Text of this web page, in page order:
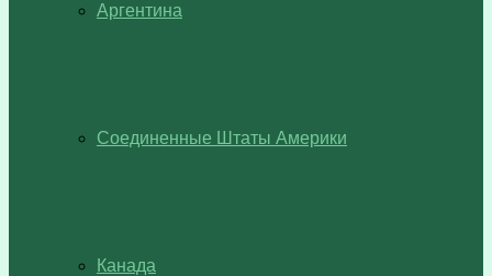
Аргентина
Соединенные Штаты Америки
Канада